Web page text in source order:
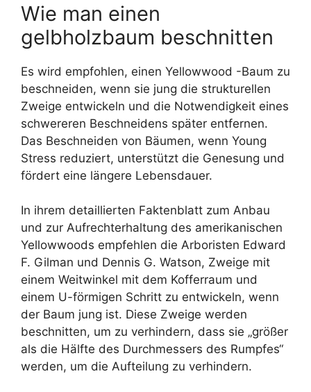
Wie man einen
gelbholzbaum beschnitten
Es wird empfohlen, einen Yellowwood -Baum zu
beschneiden, wenn sie jung die strukturellen
Zweige entwickeln und die Notwendigkeit eines
schwereren Beschneidens später entfernen.
Das Beschneiden von Bäumen, wenn Young
Stress reduziert, unterstützt die Genesung und
fördert eine längere Lebensdauer.
In ihrem detaillierten Faktenblatt zum Anbau
und zur Aufrechterhaltung des amerikanischen
Yellowwoods empfehlen die Arboristen Edward
F. Gilman und Dennis G. Watson, Zweige mit
einem Weitwinkel mit dem Kofferraum und
einem U-förmigen Schritt zu entwickeln, wenn
der Baum jung ist. Diese Zweige werden
beschnitten, um zu verhindern, dass sie „größer
als die Hälfte des Durchmessers des Rumpfes“
werden, um die Aufteilung zu verhindern.